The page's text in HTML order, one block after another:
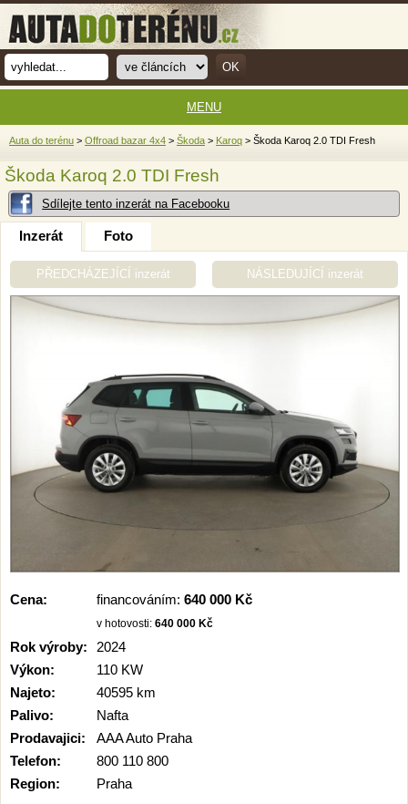
Auta do terénu > Offroad bazar 4x4 > Škoda > Karoq > Škoda Karoq 2.0 TDI Fresh
Škoda Karoq 2.0 TDI Fresh
Sdílejte tento inzerát na Facebooku
Inzerát Foto
PŘEDCHÁZEJÍCÍ inzerát NÁSLEDUJÍCÍ inzerát
Cena: financováním: 640 000 Kč
v hotovosti: 640 000 Kč
Rok výroby:
2024
Výkon:
110 KW
Najeto:
40595 km
Palivo:
Nafta
Prodavajici:
AAA Auto Praha
Telefon:
800 110 800
Region:
Praha
MENU